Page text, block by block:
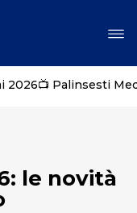
2026📺 Palinsesti
le novità